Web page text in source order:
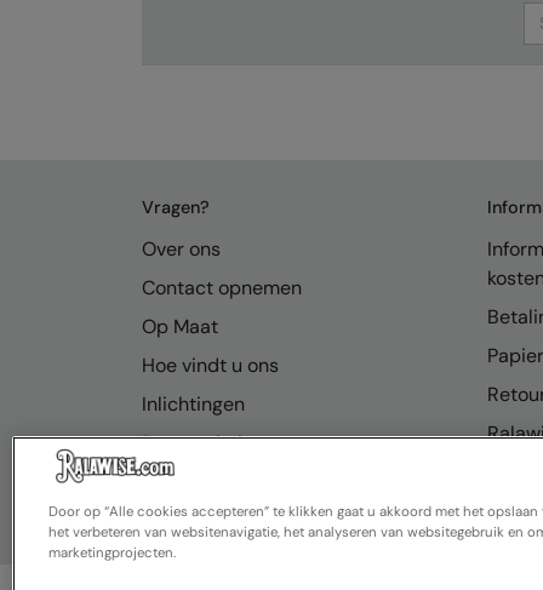
Vragen?
Over ons
Contact opnemen
Op Maat
Hoe vindt u ons
Inlichtingen
Bronnenhub
FAQ
Door op “Alle cookies accepteren” te klikken gaat u akkoord met het
het verbeteren van websitenavigatie, het analyseren van websitegebruik en
marketingprojecten.